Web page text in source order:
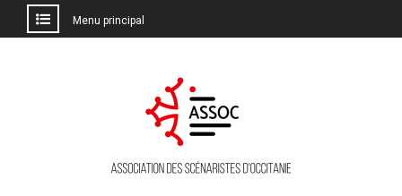
Menu principal